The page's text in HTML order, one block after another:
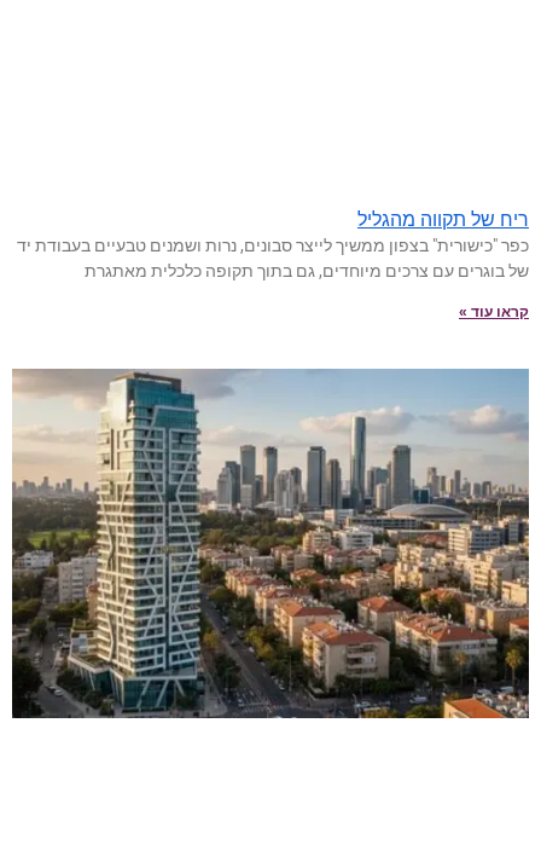
ריח של תקווה מהגליל
כפר "כישורית" בצפון ממשיך לייצר סבונים, נרות ושמנים טבעיים בעבודת יד
של בוגרים עם צרכים מיוחדים, גם בתוך תקופה כלכלית מאתגרת
קראו עוד »